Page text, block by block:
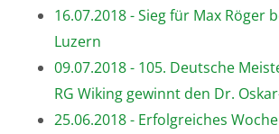
16.07.2018 - Sieg für Max Röger
Luzern
09.07.2018 - 105. Deutsche
RG Wiking gewinnt den Dr.
25.06.2018 - Erfolgreiches